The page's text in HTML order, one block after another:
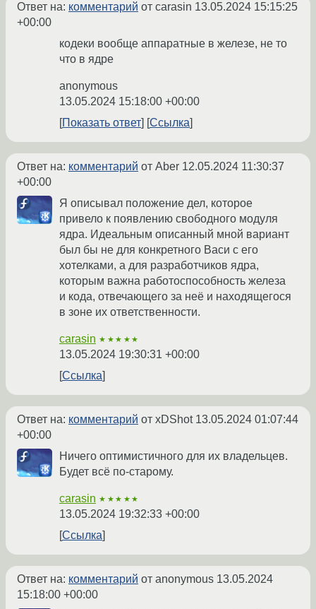
Ответ на: комментарий от carasin 13.05.2024 15:15:25
+00:00
кодеки вообще аппаратные в железе, не то
что в ядре
anonymous
13.05.2024 15:18:00 +00:00
Показать ответ
Ссылка
Ответ на: комментарий от Aber 12.05.2024 11:30:37
+00:00
Я описывал положение дел, которое
привело к появлению свободного модуля
ядра. Идеальным описанный мной вариант
был бы не для конкретного Васи с его
хотелками, а для разработчиков ядра,
которым важна работоспособность железа
и кода, отвечающего за неё и находящегося
в зоне их ответственности.
carasin ★★★★★
13.05.2024 19:30:31 +00:00
Ссылка
Ответ на: комментарий от xDShot 13.05.2024 01:07:44
+00:00
Ничего оптимистичного для их владельцев.
Будет всё по-старому.
carasin ★★★★★
13.05.2024 19:32:33 +00:00
Ссылка
Ответ на: комментарий от anonymous 13.05.2024
15:18:00 +00:00